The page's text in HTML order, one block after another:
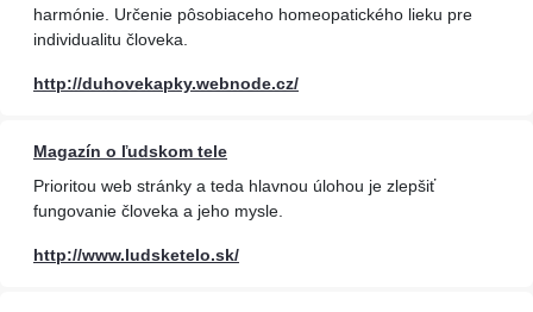
harmónie. Určenie pôsobiaceho homeopatického lieku pre
individualitu človeka.
http://duhovekapky.webnode.cz/
Magazín o ľudskom tele
Prioritou web stránky a teda hlavnou úlohou je zlepšiť
fungovanie človeka a jeho mysle.
http://www.ludsketelo.sk/